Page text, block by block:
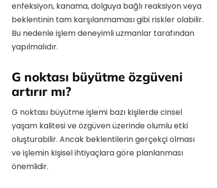
enfeksiyon, kanama, dolguya bağlı reaksiyon veya
beklentinin tam karşılanmaması gibi riskler olabilir.
Bu nedenle işlem deneyimli uzmanlar tarafından
yapılmalıdır.
G noktası büyütme özgüveni
artırır mı?
G noktası büyütme işlemi bazı kişilerde cinsel
yaşam kalitesi ve özgüven üzerinde olumlu etki
oluşturabilir. Ancak beklentilerin gerçekçi olması
ve işlemin kişisel ihtiyaçlara göre planlanması
önemlidir.